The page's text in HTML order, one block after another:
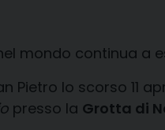
nel mondo continua
Pietro lo scorso 11
presso la Grotta di